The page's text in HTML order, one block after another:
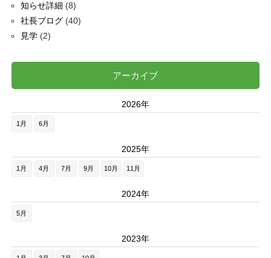
知らせ詳細 (8)
社長ブログ(40)
見学(2)
アーカイブ
2026年
1月 6月
2025年
1月 4月 7月 9月 10月 11月
2024年
5月
2023年